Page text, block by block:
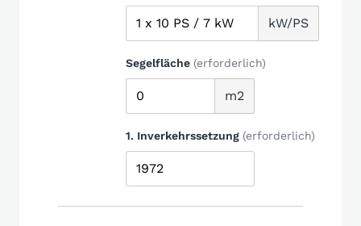
kW/PS
Segelfläche (erforderlich)
m2
1. Inverkehrssetzung (erforderlich)